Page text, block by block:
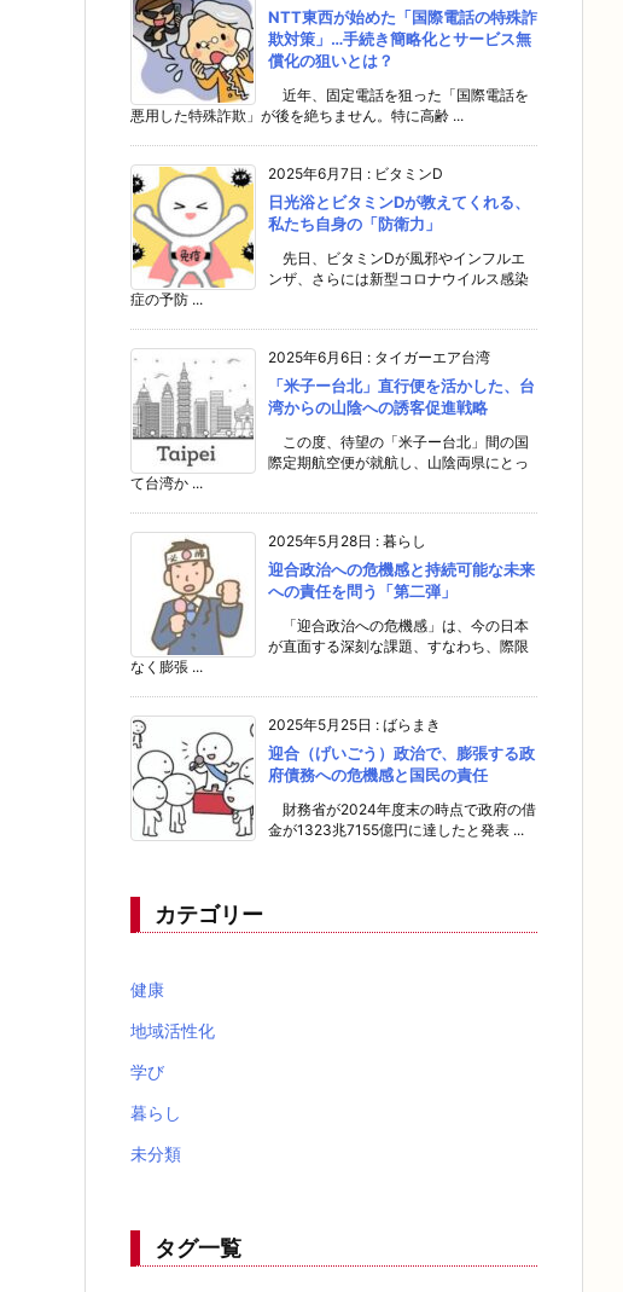
NTT東西が始めた「国際電話の特殊詐
欺対策」…手続き簡略化とサービス無
償化の狙いとは？
近年、固定電話を狙った「国際電話を
悪用した特殊詐欺」が後を絶ちません。特に高齢 ...
2025年6月7日 : ビタミンD
日光浴とビタミンDが教えてくれる、
私たち自身の「防衛力」
先日、ビタミンDが風邪やインフルエ
ンザ、さらには新型コロナウイルス感染
症の予防 ...
2025年6月6日 : タイガーエア台湾
「米子ー台北」直行便を活かした、台
湾からの山陰への誘客促進戦略
この度、待望の「米子ー台北」間の国
際定期航空便が就航し、山陰両県にとっ
て台湾か ...
2025年5月28日 : 暮らし
迎合政治への危機感と持続可能な未来
への責任を問う「第二弾」
「迎合政治への危機感」は、今の日本
が直面する深刻な課題、すなわち、際限
なく膨張 ...
2025年5月25日 : ばらまき
迎合（げいごう）政治で、膨張する政
府債務への危機感と国民の責任
財務省が2024年度末の時点で政府の借
金が1323兆7155億円に達したと発表 ...
カテゴリー
健康
地域活性化
学び
暮らし
未分類
タグ一覧